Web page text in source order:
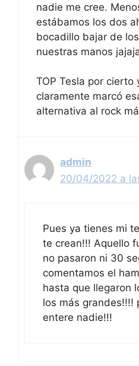
nadie me cree.
estábamos los dos
bocadillo bajar de
nuestras manos
TOP Tesla por cierto
claramente marcó
alternativa al rock
admin
20/04/2022 a
Pues ya tienes mi
te crean!!! Aquello
no pasaron ni 30
comentamos el
hasta que llegaron
los más grandes!!!!
entere nadie!!!